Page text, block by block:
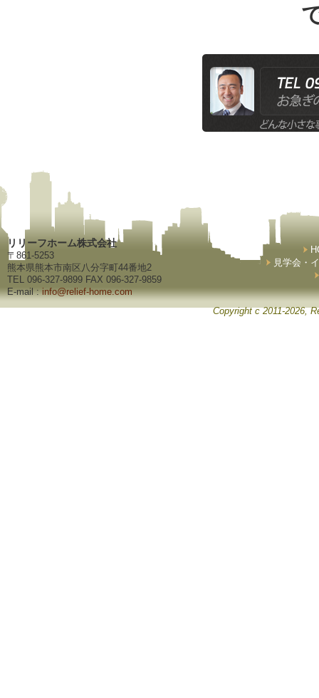
リリーフホーム株式会社
〒861-5253
熊本県熊本市南区八分字町44番地2
TEL 096-327-9899 FAX 096-327-9859
E-mail :info@relief-home.com
見学会・
Copyright c 2011-2026,